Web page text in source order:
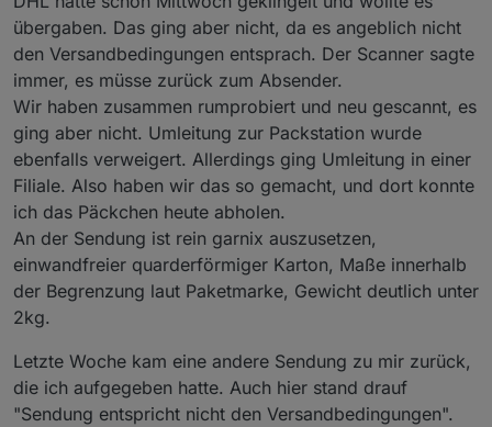
übergaben. Das ging aber nicht, da es angeblich nicht
den Versandbedingungen entsprach. Der Scanner sagte
immer, es müsse zurück zum Absender.
Wir haben zusammen rumprobiert und neu gescannt, es
ging aber nicht. Umleitung zur Packstation wurde
ebenfalls verweigert. Allerdings ging Umleitung in einer
Filiale. Also haben wir das so gemacht, und dort konnte
ich das Päckchen heute abholen.
An der Sendung ist rein garnix auszusetzen,
einwandfreier quarderförmiger Karton, Maße innerhalb
der Begrenzung laut Paketmarke, Gewicht deutlich unter
2kg.
Letzte Woche kam eine andere Sendung zu mir zurück,
die ich aufgegeben hatte. Auch hier stand drauf
"Sendung entspricht nicht den Versandbedingungen".